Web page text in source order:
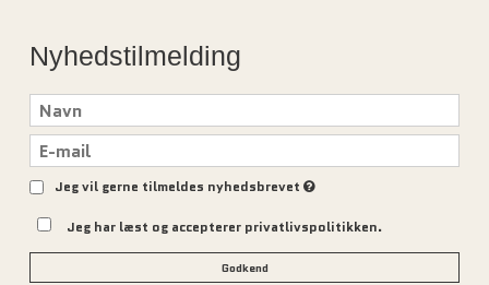
Nyhedstilmelding
Jeg vil gerne tilmeldes nyhedsbrevet
Jeg har læst og accepterer privatlivspolitikken.
Godkend